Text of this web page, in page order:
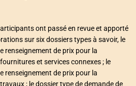
ont passé en revue et apporté
sur six dossiers types à savoir, le
renseignement de prix pour la
et services connexes ; le
renseignement de prix pour la
; le dossier type de demande de